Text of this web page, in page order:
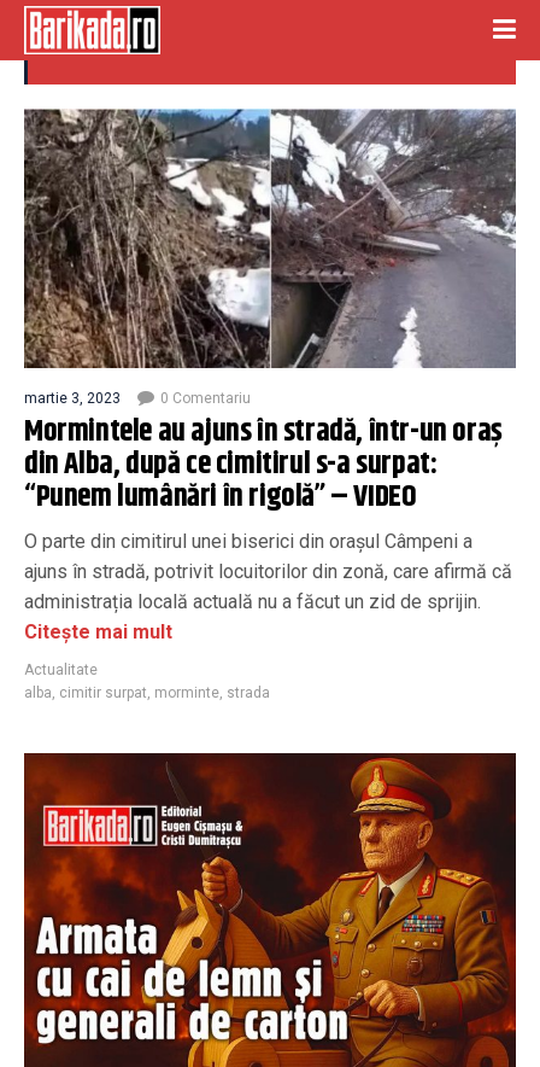
cimitir surpat
martie 3, 2023 0 Comentariu
Mormintele au ajuns în stradă, într-un oraș
din Alba, după ce cimitirul s-a surpat:
“Punem lumânări în rigolă” – VIDEO
O parte din cimitirul unei biserici din orașul Câmpeni a
ajuns în stradă, potrivit locuitorilor din zonă, care afirmă că
administrația locală actuală nu a făcut un zid de sprijin.
Citește mai mult
Actualitate
alba, cimitir surpat, morminte, strada